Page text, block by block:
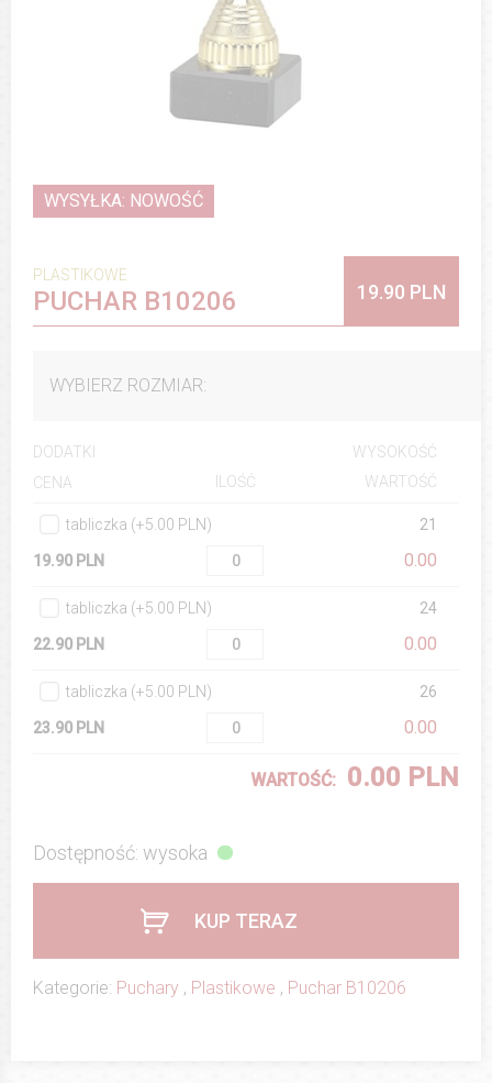
WYSYŁKA: NOWOŚĆ
PLASTIKOWE
PUCHAR B10206 19.90 PLN
WYBIERZ ROZMIAR:
DODATKI
WYSOKOŚĆ
CENA
ILOŚĆ WARTOŚĆ
tabliczka (+5.00 PLN) 21
19.90 PLN 0.00
tabliczka (+5.00 PLN) 24
22.90 PLN 0.00
tabliczka (+5.00 PLN) 26
23.90 PLN 0.00
WARTOŚĆ: 0.00 PLN
Dostępność: wysoka
KUP TERAZ
Kategorie: Puchary , Plastikowe , Puchar B10206